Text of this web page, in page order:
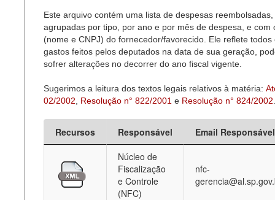
Este arquivo contém uma lista de despesas reembolsadas,
agrupadas por tipo, por ano e por mês de despesa, e com
(nome e CNPJ) do fornecedor/favorecido. Ele reflete todos
gastos feitos pelos deputados na data de sua geração,
sofrer alterações no decorrer do ano fiscal vigente.
Sugerimos a leitura dos textos legais relativos à matéria:
02/2002
Resolução n° 822/2001 e Resolução n° 824/2002
Recursos Responsável
Email Responsável
Núcleo de
Fiscalização
e Controle
(NFC)
nfc-